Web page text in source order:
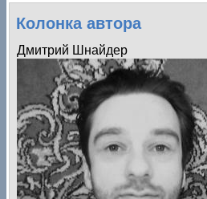
Колонка автора
Дмитрий Шнайдер